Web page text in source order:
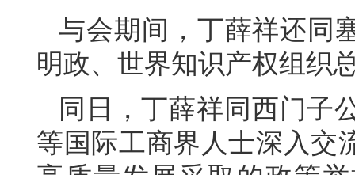
与会期间，丁薛祥还同
明政、世界知识产权组织
同日，丁薛祥同西门子
等国际工商界人士深入交